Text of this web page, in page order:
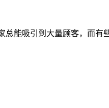
总能吸引到大量顾客，而有